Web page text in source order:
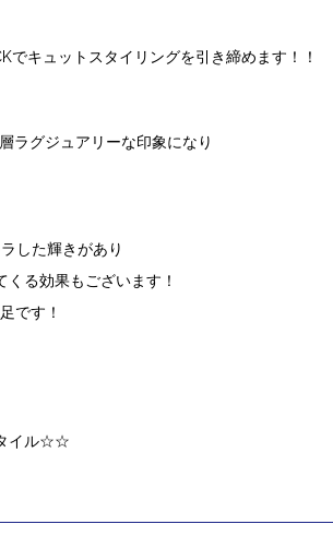
キュットスタイリングを引き締めます！！
ラグジュアリーな印象になり
した輝きがあり
る効果もございます！
です！
タイル☆☆